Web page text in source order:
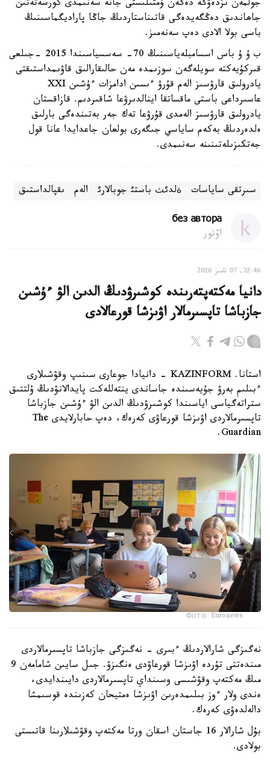
جولمەن ىزدەۋگە دەگەن ۇمتىلىستى جانە سەنىمدى كورسەتەتىن
جاھاندىق دەڭگەيدەگى قاتىناستاردىڭ جاڭا پاراديگماسىنىڭ
باسى بولا الادى دەپ سەنەمىز.
ب ۇ ۇ باس اسسامبلەياسىنىڭ 70- سەسسياسىندا 2015 -جىلعى
قىركۇيەكتە سويلەگەن سوزىمدە مەن حالىقارالىق قاۋىمداستىقتى
يادرولىق قارۋسىز الەم قۇرۋ ءىسىن ادامزات ءۇشىن XXI
عاسىرداعى باستى ماقساتقا اينالدىرۋعا شاقىردىم. قازاقستان
يادرولىق قارۋسىز الەمدى قۇرۋعا تەك جەر بەتىندەگى بارلىق
ەلدەردىڭ بەكەم ساياسي جىگەرى بولعان جاعدايدا عانا قول
جەتكىزىلەتىنىنە سەنىمدى.
سىرتقى ساياسات ةلدئث باستئ جوبالارئ الەم ىقپالداستىق
без автора
اۆتور
22:46, 07 تامىز 2026
دانيا مەكتەپتەرىندە كوشىرۋدىڭ الدىن الۋ ءۇشىن
جازباشا تاپسىرمالار اۋىزشا قورعالادى
استانا. KAZINFORM - دانيادا جوعارى سىنىپ وقۋشىلارى
ءبىلىم بەرۋ جۇيەسىندە جاساندى ينتەللەكت پايدالانۋدىڭ ۇلتتىق
ستراتەگياسى اياسىندا كوشىرۋدىڭ الدىن الۋ ءۇشىن جازباشا
تاپسىرمالاردى اۋىزشا قورعاۋى كەرەك، دەپ حابارلايدى The
Guardian.
Фото: Euronews
نەگىزگى شارالاردىڭ ءبىرى - نەگىزگى جازباشا تاپسىرمالاردى
مىندەتتى تۇردە اۋىزشا قورعاۋدى ەنگىزۋ. جىل سايىن شامامەن 9
مىڭ مەكتەپ وقۋشىسى وسىنداي تاپسىرمالاردى دايىندايدى،
ەندى ولار ءوز بىلىمدەرىن اۋىزشا ەمتيحان كەزىندە قوسىمشا
دالەلدەۋى كەرەك.
بۇل شارالار 16 جاستان اسقان ورتا مەكتەپ وقۋشىلارىنا قاتىستى
بولادى.